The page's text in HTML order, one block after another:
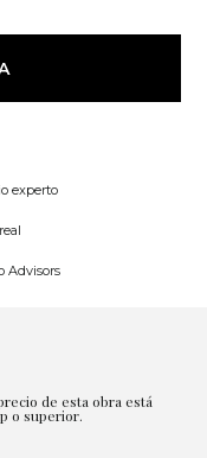
experto
Advisors
de esta obra está
o superior.